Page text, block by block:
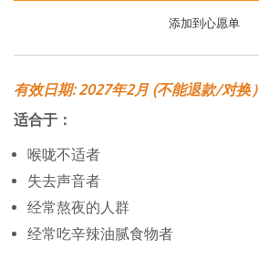
添加到心愿单
有效日期: 2027年2月 (不能退款/对换）
适合于：
喉咙不适者
失去声音者
经常熬夜的人群
经常吃辛辣油腻食物者